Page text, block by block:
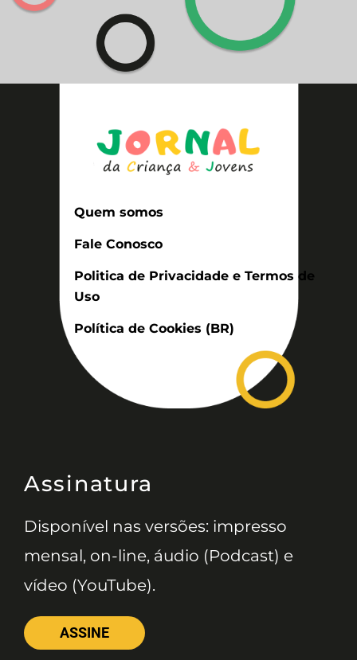
Quem somos
Fale Conosco
Politica de Privacidade e Termos de
Uso
Política de Cookies (BR)
Assinatura
Disponível nas versões: impresso
mensal, on-line, áudio (Podcast) e
vídeo (YouTube).
ASSINE